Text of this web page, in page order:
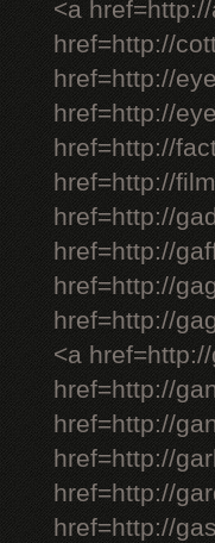
<a
href=http://
href=http://
href=http://
href=http://
href=http://
href=http://
href=http://
href=http://
href=http://
<a
href=http://
href=http://
href=http://
href=http://
href=http://